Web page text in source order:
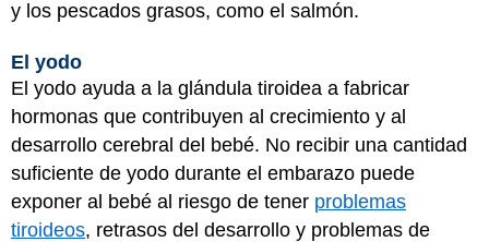
y los pescados grasos, como el salmón.
El yodo
El yodo ayuda a la glándula tiroidea a fabricar
hormonas que contribuyen al crecimiento y al
desarrollo cerebral del bebé. No recibir una cantidad
suficiente de yodo durante el embarazo puede
exponer al bebé al riesgo de tener problemas
tiroideos, retrasos del desarrollo y problemas de